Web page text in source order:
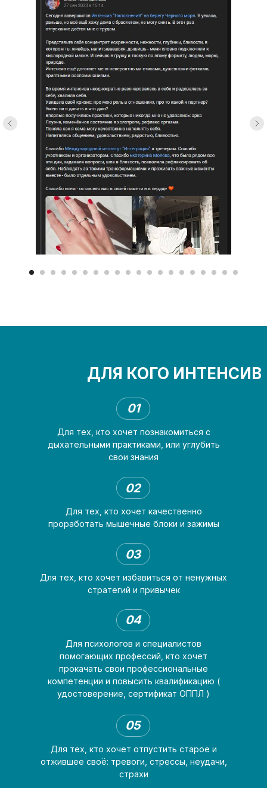
ДЛЯ КОГО ИНТЕНСИВ
Для тех, кто хочет качественно
проработать мышечные блоки и зажимы
02
Для тех, кто хочет познакомиться с
дыхательными практиками, или углубить
свои знания
01
Для тех, кто хочет избавиться от ненужных
стратегий и привычек
03
Для психологов и специалистов
помогающих профессий, кто хочет
прокачать свои профессиональные
компетенции и повысить квалификацию (
удостоверение, сертификат ОППЛ )
04
Для тех, кто хочет отпустить старое и
отжившее своё: тревоги, стрессы, неудачи,
страхи
05